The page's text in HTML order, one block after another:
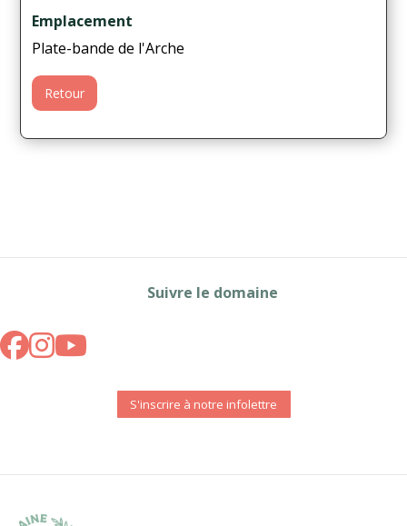
Emplacement
Plate-bande de l'Arche
Retour
Suivre le domaine
S'inscrire à notre infolettre